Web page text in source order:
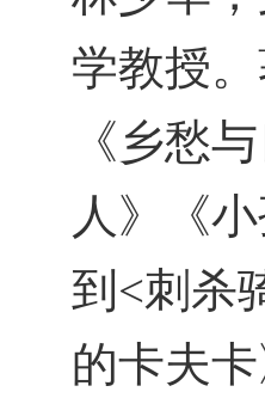
学教授
《乡愁
人》《
到<刺杀
的卡夫